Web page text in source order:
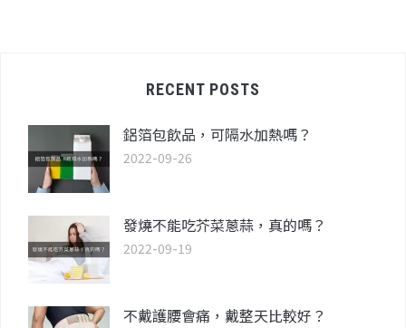
RECENT POSTS
鋁箔包飲品，可隔水加熱嗎？
2022-09-26
發燒不能吃芥菜蔥蒜，真的嗎？
2022-09-19
不戴護腰會痛，戴整天比較好？